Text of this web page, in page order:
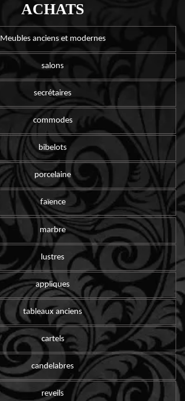
ACHATS
Meubles anciens et modernes
salons
secrétaires
commodes
bibelots
porcelaine
faïence
marbre
lustres
appliques
tableaux anciens
cartels
candelabres
reveils